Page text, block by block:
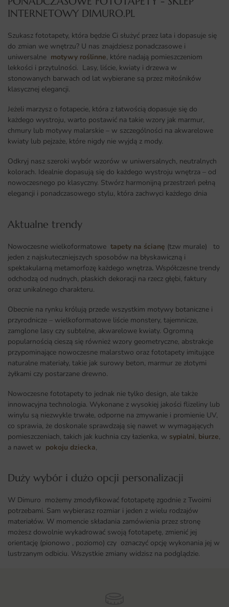
INTERNETOWY DIMURO.PL​
Szukasz fototapety, która będzie Ci służyć przez lata i dopasuje się
do zmian we wnętrzu? U nas znajdziesz ponadczasowe i
uniwersalne motywy roślinne, które nadają pomieszczeniom
lekkości i przytulności. Lasy, liście, kwiaty i drzewa w
stonowanych barwach od lat wybierane są przez miłośników
klasycznej elegancji.
Jeżeli marzysz o fotapecie, która z łatwością dopasuje się do
każdego wystroju, warto postawić na takie wzory jak marmur,
chmury lub motywy malarskie – w szczególności na akwarelowe
kwiaty lub pejzaże, które nigdy nie wyjdą z mody.
Odkryj nasz szeroki wybór wzorów w uniwersalnych, neutralnych
kolorach. Idealnie dopasują się do każdego wystroju wnętrza – od
nowoczesnego po klasyczny. Stwórz harmonijną przestrzeń pełną
elegancji i ponadczasowego stylu, która zachwyci każdego dnia
Aktualne trendy​
Nowoczesne wielkoformatowe tapety na ścianę (tzw murale) to
jeden z najskuteczniejszych sposobów na błyskawiczną i
spektakularną metamorfozę każdego wnętrza. Współczesne trendy
odchodzą od nudnych, płaskich dekoracji na rzecz głębi, faktury
oraz unikalnego charakteru.
Obecnie na rynku królują przede wszystkim motywy botaniczne i
przyrodnicze – wielkoformatowe liście monstery, tajemnicze,
zamglone lasy czy subtelne, akwarelowe kwiaty. Ogromną
popularnością cieszą się również wzory geometryczne, abstrakcje
przypominające nowoczesne malarstwo oraz fototapety imitujące
naturalne materiały, takie jak surowy beton, marmur ze złotymi
żyłkami czy postarzane drewno.
Nowoczesne fototapety to jednak nie tylko design, ale także
innowacyjna technologia. Wykonane z wysokiej jakości flizeliny lub
winylu są niezwykle trwałe, odporne na zmywanie i promienie UV,
co sprawia, że doskonale sprawdzają się nawet w wymagających
pomieszczeniach, takich jak kuchnia czy łazienka, w sypialni, biurze,
a nawet w pokoju dziecka,
Duży wybór i dużo opcji personalizacji ​
W Dimuro możemy zmodyfikować fototapetę zgodnie z Twoimi
potrzebami. Sam wybierasz rozmiar i jeden z wielu rodzajów
materiałów. W momencie składania zamówienia przez stronę
możesz dowolnie wykadrować swoją fototapetę, zmienić jej
orientację (pionowo , poziomo) czy oznaczyć opcję wykonania jej w
lustrzanym odbiciu. Wszystkie zmiany widzisz na podglądzie.